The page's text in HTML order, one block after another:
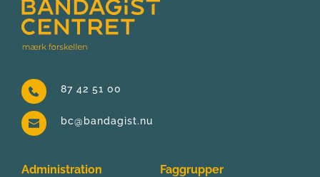
87 42 51 00
bc@bandagist.nu
Administration Faggrupper